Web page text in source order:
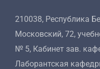
210038, Республика
Московский, 72,
№ 5, Кабинет зав.
Лаборантская